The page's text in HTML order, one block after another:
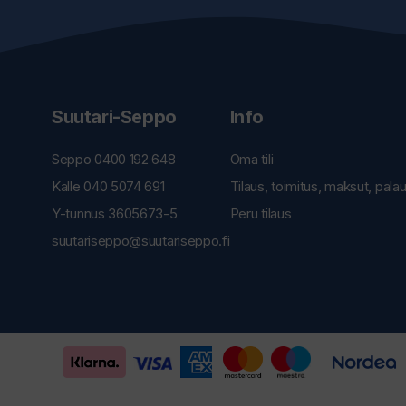
Suutari-Seppo
Seppo 0400 192 648
Kalle 040 5074 691
Y-tunnus 3605673-5
suutariseppo@suutariseppo.fi
Info
Oma tili
Tilaus, toimitus, maksut,
Peru tilaus